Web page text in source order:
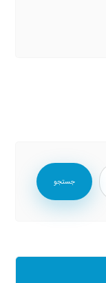
جستجو